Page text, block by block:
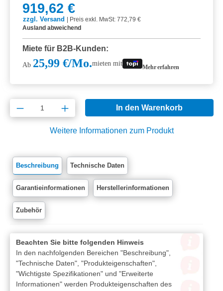
919,62 €
zzgl. Versand
Preis exkl. MwSt: 772,79 €
Ausland abweichend
Miete für B2B-Kunden:
Ab 25,99 €/Mo.mieten mit Mehr erfahren
Produkt Anzahl: Gib den gewünschten
In den Warenkorb
Weitere Informationen zum Produkt
Beschreibung Technische Daten
Garantieinformationen Herstellerinformationen
Zubehör
Beachten Sie bitte folgenden Hinweis
In den nachfolgenden Bereichen "Beschreibung",
"Technische Daten", "Produkteigenschaften",
"Wichtigste Spezifikationen" und "Erweiterte
Informationen" werden Produkteigenschaften des